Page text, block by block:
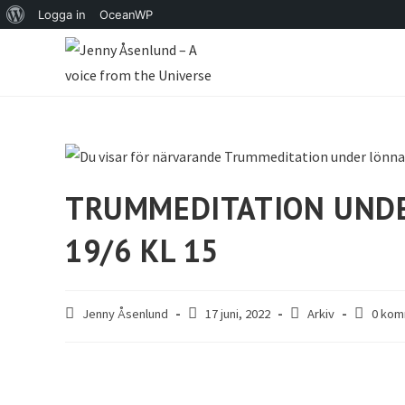
Logga in OceanWP
TRUMMEDITATION
19/6 KL 15
Jenny Åsenlund 17 juni, 2022 Arkiv 0